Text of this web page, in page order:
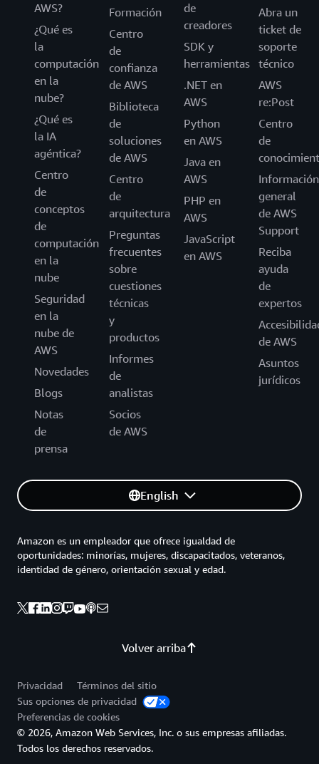
AWS?
¿Qué es
la
computación
en la
nube?
¿Qué es
la IA
agéntica?
Centro
de
conceptos
de
computación
en la
nube
Seguridad
en la
nube de
AWS
Novedades
Blogs
Notas
de
prensa
Formación
Centro
de
confianza
de AWS
Biblioteca
de
soluciones
de AWS
Centro
de
arquitectura
Preguntas
frecuentes
sobre
cuestiones
técnicas
y
productos
Informes
de
analistas
Socios
de AWS
de
creadores
SDK y
herramientas
.NET en
AWS
Python
en AWS
Java en
AWS
PHP en
AWS
JavaScript
en AWS
Abra un
ticket de
soporte
técnico
AWS
re:Post
Centro
de
Información
general
de AWS
Support
Reciba
ayuda
de
expertos
de AWS
Asuntos
jurídicos
English
Volver arriba
Amazon es un empleador que ofrece igualdad de
oportunidades: minorías, mujeres, discapacitados, veteranos,
identidad de género, orientación sexual y edad.
Privacidad
Términos del sitio
Sus opciones de privacidad
Preferencias de cookies
© 2026, Amazon Web Services, Inc. o sus empresas afiliadas.
Todos los derechos reservados.